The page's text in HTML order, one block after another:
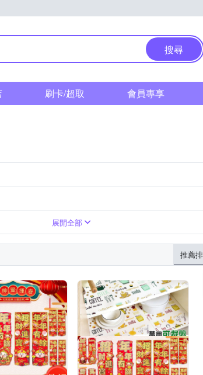
搜尋
刷卡/超取 會員專享
展開全部
推薦